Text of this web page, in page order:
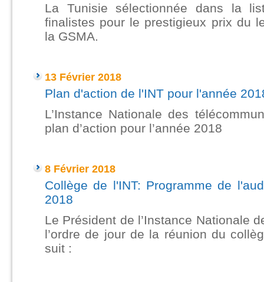
La Tunisie sélectionnée dans la
finalistes pour le prestigieux prix du
la GSMA.
13 Février 2018
Plan d'action de l'INT pour l'année
L’Instance Nationale des
plan d’action pour l’année 2018
8 Février 2018
Collège de l'INT: Programme de
2018
Le Président de l’Instance Nationale
l’ordre de jour de la réunion du
suit :